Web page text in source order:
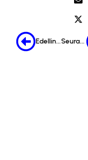
Edellinen Seuraava